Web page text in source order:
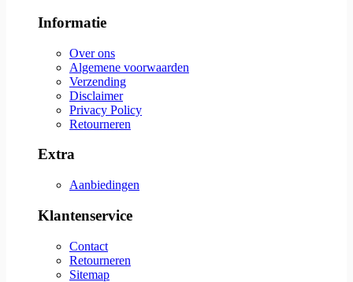
Informatie
Over ons
Algemene voorwaarden
Verzending
Disclaimer
Privacy Policy
Retourneren
Extra
Aanbiedingen
Klantenservice
Contact
Retourneren
Sitemap